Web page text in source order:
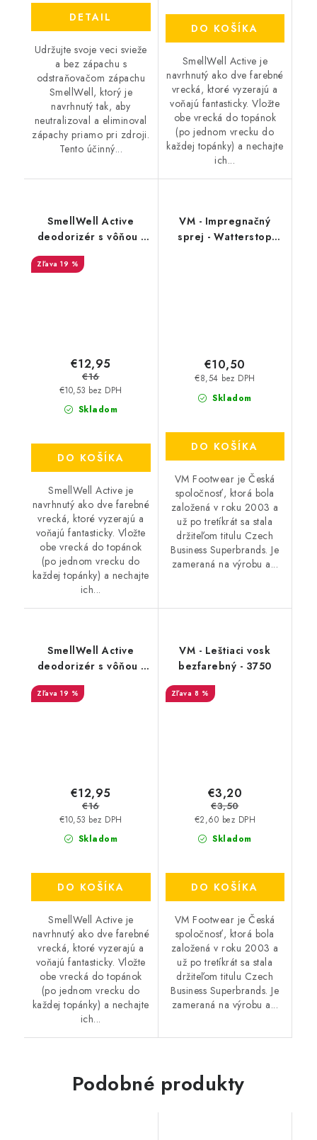
DETAIL
Udržujte svoje veci svieže
a bez zápachu s
odstraňovačom zápachu
SmellWell, ktorý je
navrhnutý tak, aby
neutralizoval a eliminoval
zápachy priamo pri zdroji.
Tento účinný...
DO KOŠÍKA
SmellWell Active je
navrhnutý ako dve farebné
vrecká, ktoré vyzerajú a
voňajú fantasticky. Vložte
obe vrecká do topánok
(po jednom vrecku do
každej topánky) a nechajte
ich...
SmellWell Active
deodorizér s vôňou -
Pink Zebra
19 %
Skladom
€10,53 bez DPH
€12,95
€16
DO KOŠÍKA
SmellWell Active je
navrhnutý ako dve farebné
vrecká, ktoré vyzerajú a
voňajú fantasticky. Vložte
obe vrecká do topánok
(po jednom vrecku do
každej topánky) a nechajte
ich...
VM - Impregnačný
sprej - Watterstop
Skladom
€8,54 bez DPH
€10,50
DO KOŠÍKA
VM Footwear je Česká
spoločnosť, ktorá bola
založená v roku 2003 a
už po tretíkrát sa stala
držiteľom titulu Czech
Business Superbrands. Je
zameraná na výrobu a...
SmellWell Active
deodorizér s vôňou -
Black Zebra
19 %
Skladom
€10,53 bez DPH
€12,95
€16
DO KOŠÍKA
SmellWell Active je
navrhnutý ako dve farebné
vrecká, ktoré vyzerajú a
voňajú fantasticky. Vložte
obe vrecká do topánok
(po jednom vrecku do
každej topánky) a nechajte
ich...
VM - Leštiaci vosk
bezfarebný - 3750
8 %
Skladom
€2,60 bez DPH
€3,20
€3,50
DO KOŠÍKA
VM Footwear je Česká
spoločnosť, ktorá bola
založená v roku 2003 a
už po tretíkrát sa stala
držiteľom titulu Czech
Business Superbrands. Je
zameraná na výrobu a...
Podobné produkty